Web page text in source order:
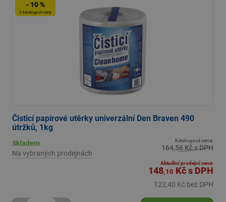
- 10 %
Z katalogové ceny
Čisticí papírové utěrky univerzální Den Braven 490
útržků, 1kg
Skladem
Na vybraných prodejnách
Katalogová cena:
164,56 Kč s DPH
Aktuální prodejní cena:
148,10 Kčs DPH
122,40 Kč bez DPH